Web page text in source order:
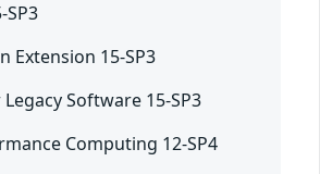
SP3
Extension 15-SP3
Software 15-SP3
Computing 12-SP4